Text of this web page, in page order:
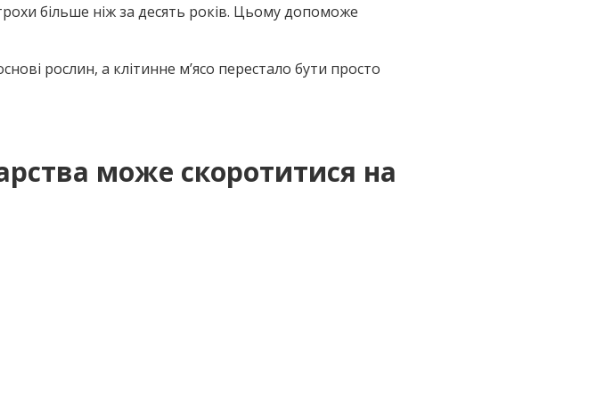
більше ніж за десять років. Цьому допоможе
рослин, а клітинне м’ясо перестало бути просто
може скоротитися на